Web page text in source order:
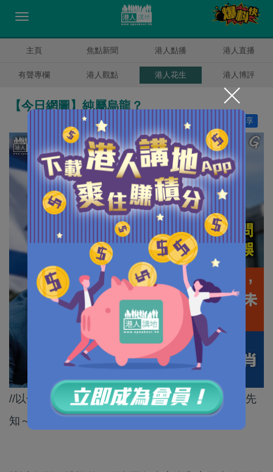
主頁 焦點新聞 港人點播 港人直播
有聲專欄 港人觀點 港人花生 港人博評
【今日網圖】純屬烏龍？
分享
//以色列當局係擺烏龍定係故意刁難，就只有佢哋先
知～//